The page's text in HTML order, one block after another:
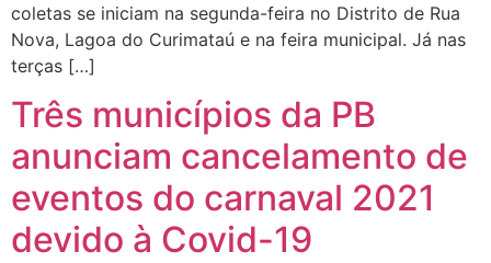
coletas se iniciam na segunda-feira no Distrito de Rua
Nova, Lagoa do Curimataú e na feira municipal. Já nas
terças […]
Três municípios da PB
anunciam cancelamento de
eventos do carnaval 2021
devido à Covid-19